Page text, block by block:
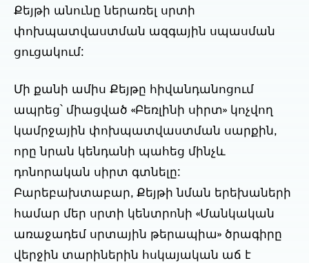
Քեյթի անունը ներառել սրտի
փոխպատվաստման ազգային սպասման
ցուցակում:
Մի քանի ամիս Քեյթը հիվանդանոցում
ապրեց՝ միացված «Բեռլինի սիրտ» կոչվող
կամրջային փոխպատվաստման սարքին,
որը նրան կենդանի պահեց մինչև
դոնորական սիրտ գտնելը:
Բարեբախտաբար, Քեյթի նման երեխաների
համար մեր սրտի կենտրոնի «Մանկական
առաջադեմ սրտային թերապիա» ծրագիրը
վերջին տարիներին հսկայական աճ է